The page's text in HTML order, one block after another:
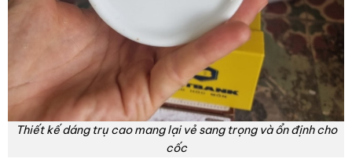
Thiết kế dáng trụ cao mang lại vẻ sang trọng và ổn định cho
cốc